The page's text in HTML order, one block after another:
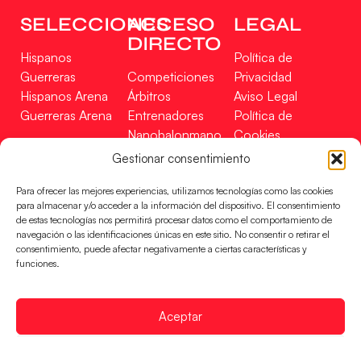
Gestionar consentimiento
Para ofrecer las mejores experiencias, utilizamos tecnologías como las cookies
para almacenar y/o acceder a la información del dispositivo. El consentimiento
de estas tecnologías nos permitirá procesar datos como el comportamiento de
navegación o las identificaciones únicas en este sitio. No consentir o retirar el
consentimiento, puede afectar negativamente a ciertas características y
funciones.
Aceptar
SELECCIONES
Hispanos
Guerreras
Hispanos Arena
Guerreras Arena
ACCESO
DIRECTO
Competiciones
Árbitros
Entrenadores
Nanobalonmano
Tienda
LEGAL
Política de
Privacidad
Aviso Legal
Política de
Cookies
Mapa Web
Incidencias
CONTACTO
EN
FINANCIADO